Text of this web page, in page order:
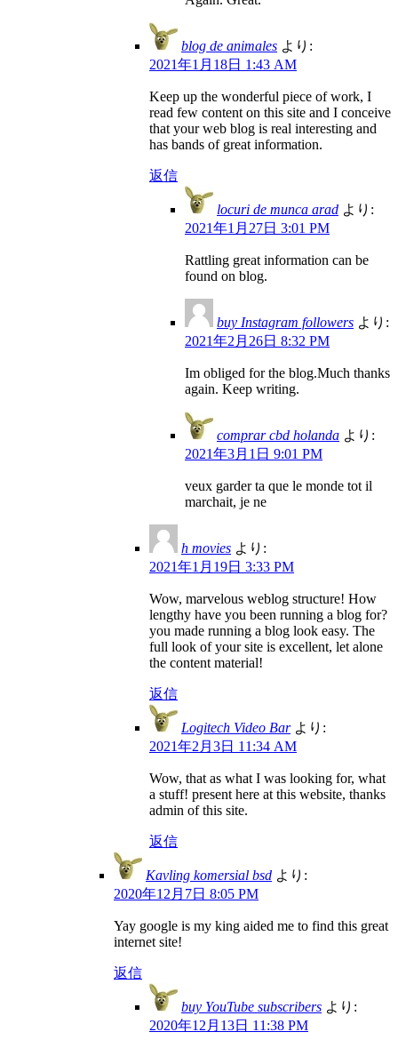
blog de animales より:
2021年1月18日 1:43 AM
Keep up the wonderful piece of work, I
read few content on this site and I conceive
that your web blog is real interesting and
has bands of great information.
返信
locuri de munca arad より:
2021年1月27日 3:01 PM
Rattling great information can be
found on blog.
buy Instagram followers より:
2021年2月26日 8:32 PM
Im obliged for the blog.Much thanks
again. Keep writing.
comprar cbd holanda より:
2021年3月1日 9:01 PM
veux garder ta que le monde tot il
marchait, je ne
h movies より:
2021年1月19日 3:33 PM
Wow, marvelous weblog structure! How
lengthy have you been running a blog for?
you made running a blog look easy. The
full look of your site is excellent, let alone
the content material!
返信
Logitech Video Bar より:
2021年2月3日 11:34 AM
Wow, that as what I was looking for, what
a stuff! present here at this website, thanks
admin of this site.
返信
Kavling komersial bsd より:
2020年12月7日 8:05 PM
Yay google is my king aided me to find this great
internet site!
返信
buy YouTube subscribers より:
2020年12月13日 11:38 PM